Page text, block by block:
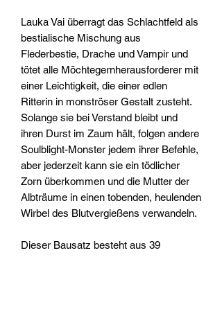
Lauka Vai überragt das Schlachtfeld als
bestialische Mischung aus
Flederbestie, Drache und Vampir und
tötet alle Möchtegernherausforderer mit
einer Leichtigkeit, die einer edlen
Ritterin in monströser Gestalt zusteht.
Solange sie bei Verstand bleibt und
ihren Durst im Zaum hält, folgen andere
Soulblight-Monster jedem ihrer Befehle,
aber jederzeit kann sie ein tödlicher
Zorn überkommen und die Mutter der
Albträume in einen tobenden, heulenden
Wirbel des Blutvergießens verwandeln.
Dieser Bausatz besteht aus 39